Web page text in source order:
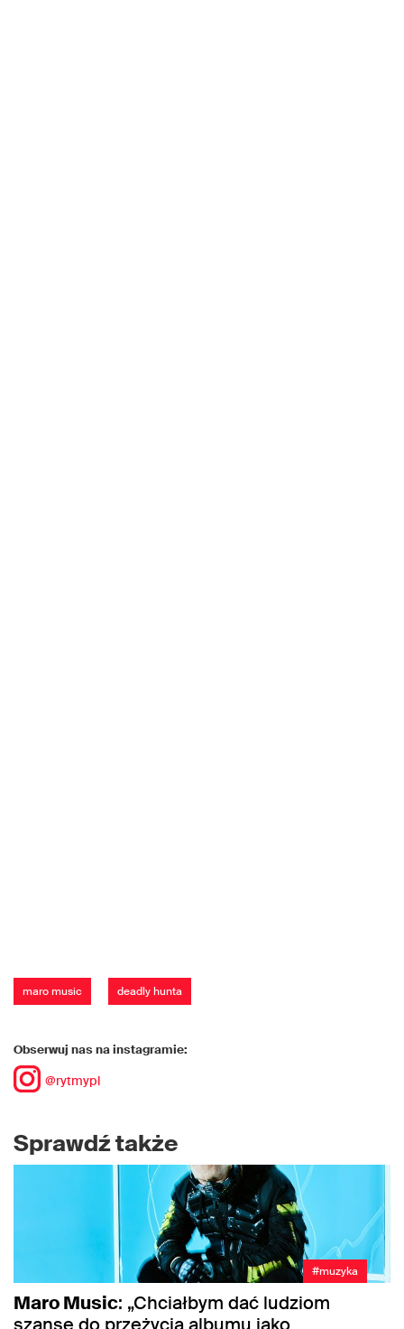
maro music deadly hunta
Obserwuj nas na instagramie:
@rytmypl
Sprawdź także
#muzyka
Maro Music: „Chciałbym dać ludziom